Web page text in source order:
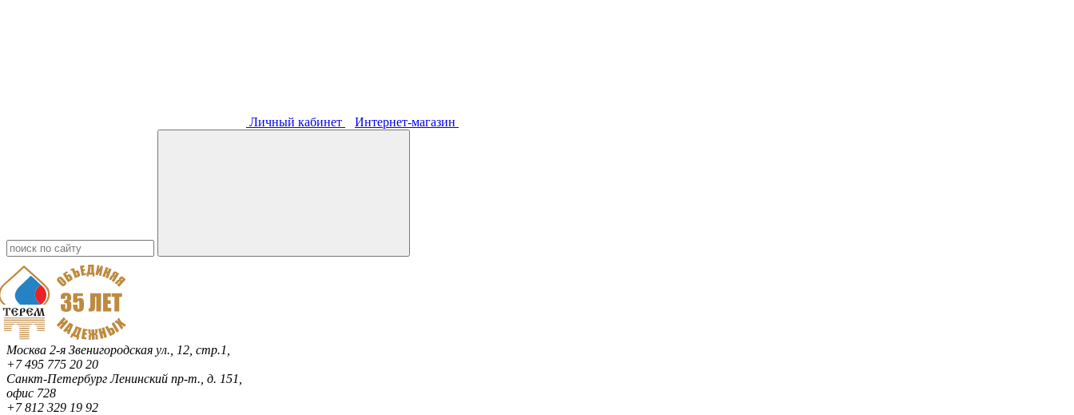
Личный кабинет Интернет-магазин
Москва 2-я Звенигородская ул., 12, стр.1,
+7 495 775 20 20
Санкт-ПетербургЛенинский пр-т., д. 151,
офис 728
+7 812 329 19 92